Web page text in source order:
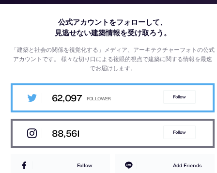
公式アカウントをフォローして、
見逃せない建築情報を受け取ろう。
「建築と社会の関係を視覚化する」メディア、アーキテクチャーフォトの公式
アカウントです。様々な切り口による複眼的視点で建築に関する情報を最速
でお届けします。
62,097 Follow
88,561 Follow
Follow Add Friends